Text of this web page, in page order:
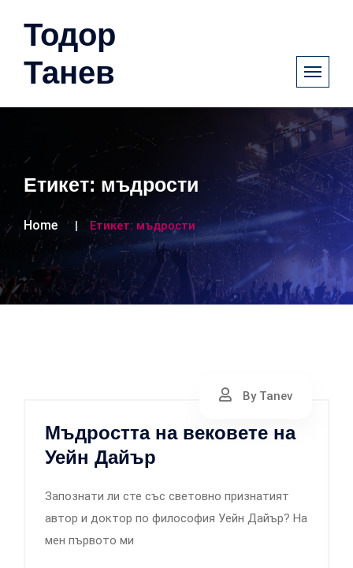
Тодор
Танев
Етикет: мъдрости
Home Етикет: мъдрости
By Tanev
Мъдростта на вековете на
Уейн Дайър
Запознати ли сте със световно признатият
автор и доктор по философия Уейн Дайър? На
мен първото ми